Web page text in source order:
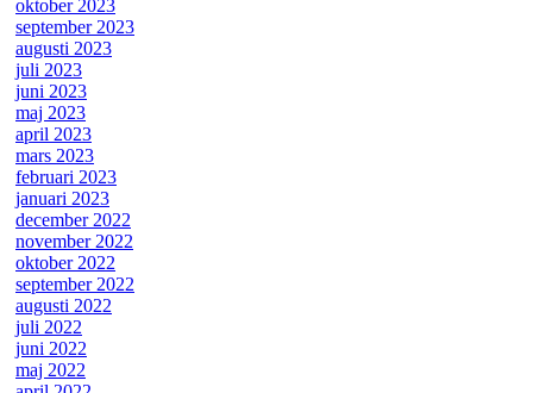
oktober 2023
september 2023
augusti 2023
juli 2023
juni 2023
maj 2023
april 2023
mars 2023
februari 2023
januari 2023
december 2022
november 2022
oktober 2022
september 2022
augusti 2022
juli 2022
juni 2022
maj 2022